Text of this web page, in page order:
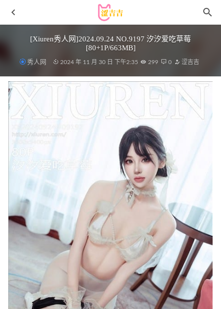
[Xiuren秀人网]2024.09.24 NO.9197 汐汐爱吃草莓
[80+1P/663MB]
秀人网 2024 年 11 月 30 日 下午2:35 299 0 涩吉吉
虎森森 – NO.040 间谍过家家 约尔兔女郎[32P-327MB]
[Xiuren秀人网] 2025.03.06 NO.9978 徐莉芝Booty [93P
[Xiuren秀人网]2024.08.26 NO.9068 lingyu69[66+1P/537MB]
2025-03-13
Natsuko夏夏子 – NO.14 虎鲸 自摄 [25P-101MB]
2023-04-02
Sakiiii翎柒 – NO.07 暗黑护士 [23P-221M] 2025-04-18